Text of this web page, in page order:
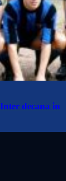
decana in